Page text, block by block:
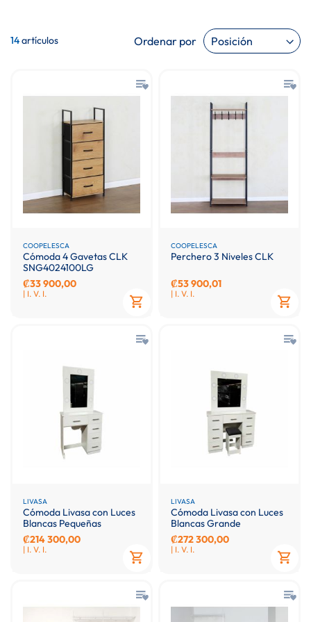
14artículos Ordenar por
COOPELESCA
Cómoda 4 Gavetas CLK
SNG4024100LG
₡33 900,00
| I. V. I.
COOPELESCA
Perchero 3 Niveles CLK
₡53 900,01
| I. V. I.
LIVASA
Cómoda Livasa con Luces
Blancas Pequeñas
₡214 300,00
| I. V. I.
LIVASA
Cómoda Livasa con Luces
Blancas Grande
₡272 300,00
| I. V. I.